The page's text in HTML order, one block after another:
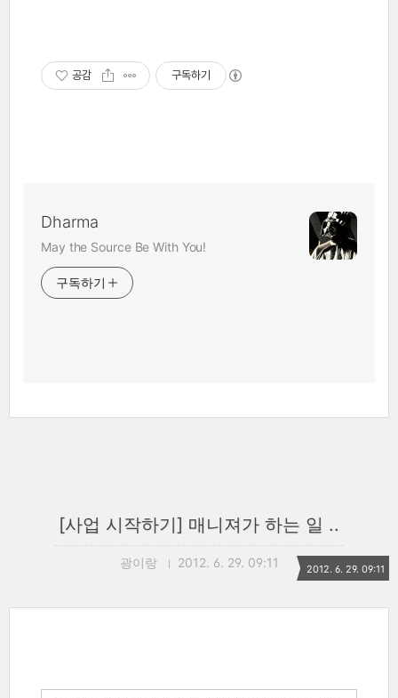
공감 구독하기
Dharma
May the Source Be With You!
구독하기
[사업 시작하기] 매니져가 하는 일 ..
광이랑 2012. 6. 29. 09:11 2012. 6. 29. 09:11